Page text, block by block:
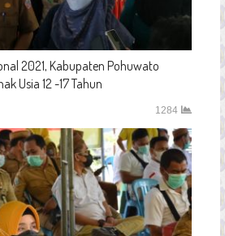
2021, Kabupaten Pohuwato
Usia 12 -17 Tahun
1284